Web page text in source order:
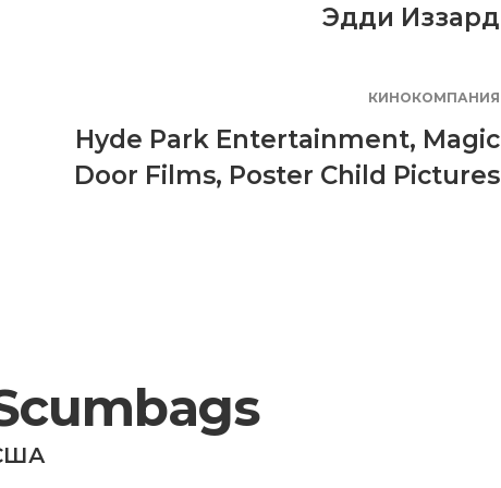
Эдди Иззард
КИНОКОМПАНИЯ
Hyde Park Entertainment, Magic
Door Films, Poster Child Pictures